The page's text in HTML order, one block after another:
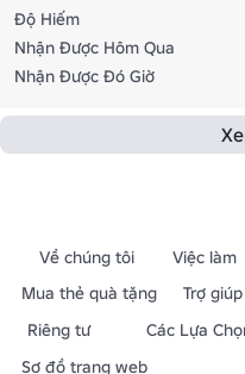
Độ Hiếm
Nhận Được Hôm Qua
Nhận Được Đó Giờ
Về chúng tôi Việc làm
Mua thẻ quà tặng
Trợ giúp
Riêng tư
Các Lựa
Sơ đồ trang web